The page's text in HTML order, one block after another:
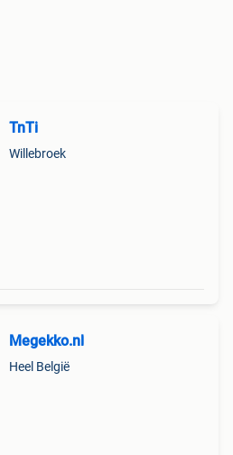
TnTi
Willebroek
Megekko.nl
Heel België